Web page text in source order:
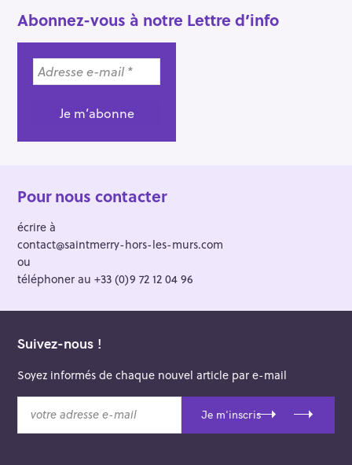
Abonnez-vous à notre Lettre d’info
Pour nous contacter
écrire à
contact@saintmerry-hors-les-murs.com
ou
téléphoner au +33 (0)9 72 12 04 96
Suivez-nous !
Soyez informés de chaque nouvel article par e-mail
t
Je m'inscris